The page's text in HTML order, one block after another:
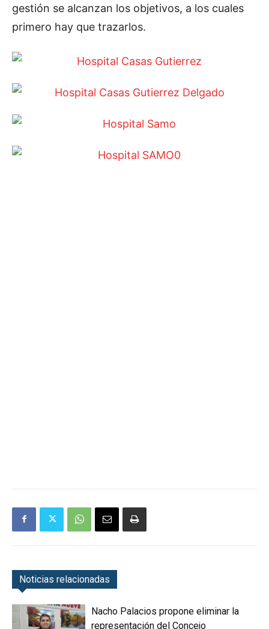
gestión se alcanzan los objetivos, a los cuales
primero hay que trazarlos.
Noticias relacionadas
Nacho Palacios propone eliminar la
representación del Concejo